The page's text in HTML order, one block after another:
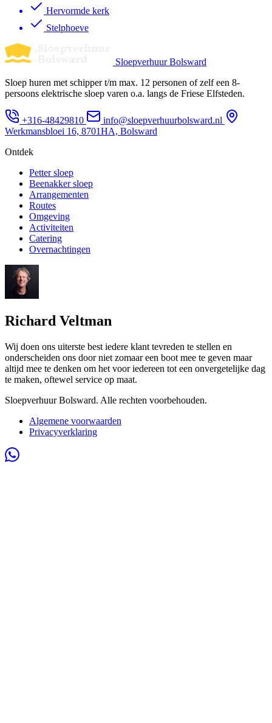
Hervormde kerk
Stelphoeve
Sloepverhuur Bolsward
Sloep huren met schipper t/m max. 12 personen of zelf een 8-
persoons elektrische sloep varen o.a. langs de Friese Elfsteden.
+316-48429810
info@sloepverhuurbolsward.nl
Werkmansbloei 16, 8701HA, Bolsward
Ontdek
Petter sloep
Beenakker sloep
Arrangementen
Routes
Omgeving
Activiteiten
Catering
Overnachtingen
Richard Veltman
Wij doen ons uiterste best iedere klant tevreden te stellen en
onderscheiden ons door niet zomaar een boot mee te geven maar
altijd mee te denken om het voor iedereen tot een onvergetelijke dag
te maken, oftewel service op maat.
Sloepverhuur Bolsward. Alle rechten voorbehouden.
Algemene voorwaarden
Privacyverklaring